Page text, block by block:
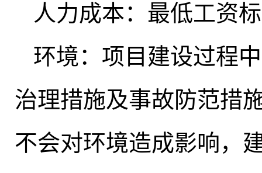
人力成本：最低工资
环境：项目建设过程
治理措施及事故防范措
不会对环境造成影响，